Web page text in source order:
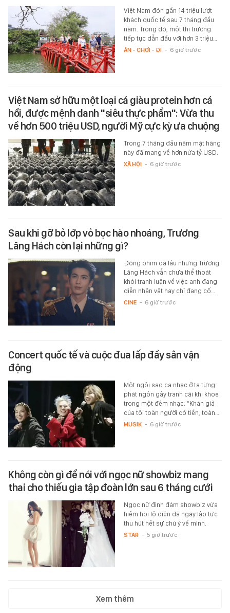
Việt Nam đón gần 14 triệu lượt
khách quốc tế sau 7 tháng đầu
năm. Trong đó, một thị trường
tiếp tục dẫn đầu với hơn 3 triệu…
ĂN - CHƠI - ĐI - 6 giờ trước
Việt Nam sở hữu một loại cá giàu protein hơn cá
hồi, được mệnh danh "siêu thực phẩm": Vừa thu
về hơn 500 triệu USD, người Mỹ cực kỳ ưa chuộng
Trong 7 tháng đầu năm mặt hàng
này đã mang về hơn nửa tỷ USD.
XÃ HỘI - 6 giờ trước
Sau khi gỡ bỏ lớp vỏ bọc hào nhoáng, Trương
Lăng Hách còn lại những gì?
Đóng phim đã lâu nhưng Trương
Lăng Hách vẫn chưa thể thoát
khỏi tranh luận về việc anh đang
diễn nhân vật hay chỉ đang cố…
CINE - 6 giờ trước
Concert quốc tế và cuộc đua lấp đầy sân vận
động
Một ngôi sao ca nhạc ở ta từng
phát ngôn gây tranh cãi khi khoe
trong một đêm nhạc: “Khán giả
của tôi toàn người có tiền, toàn…
MUSIK - 6 giờ trước
Không còn gì để nói với ngọc nữ showbiz mang
thai cho thiếu gia tập đoàn lớn sau 6 tháng cưới
Ngọc nữ đình đám showbiz vừa
hiếm hoi lộ diện đã ngay lập tức
thu hút hết sự chú ý về mình.
STAR - 5 giờ trước
Xem thêm